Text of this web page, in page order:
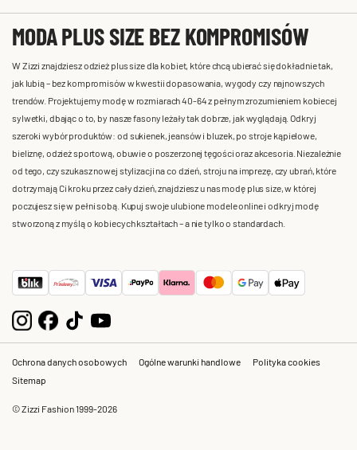
MODA PLUS SIZE BEZ KOMPROMISÓW
W Zizzi znajdziesz odzież plus size dla kobiet, które chcą ubierać się dokładnie tak,
jak lubią – bez kompromisów w kwestii dopasowania, wygody czy najnowszych
trendów. Projektujemy modę w rozmiarach 40-64 z pełnym zrozumieniem kobiecej
sylwetki, dbając o to, by nasze fasony leżały tak dobrze, jak wyglądają. Odkryj
szeroki wybór produktów: od sukienek, jeansów i bluzek, po stroje kąpielowe,
bieliznę, odzież sportową, obuwie o poszerzonej tęgości oraz akcesoria. Niezależnie
od tego, czy szukasz nowej stylizacji na co dzień, stroju na imprezę, czy ubrań, które
dotrzymają Ci kroku przez cały dzień, znajdziesz u nas modę plus size, w której
poczujesz się w pełni sobą. Kupuj swoje ulubione modele online i odkryj modę
stworzoną z myślą o kobiecych kształtach – a nie tylko o standardach.
Ochrona danych osobowych Ogólne warunki handlowe
Polityka cookies
Sitemap
© Zizzi Fashion 1999-2026